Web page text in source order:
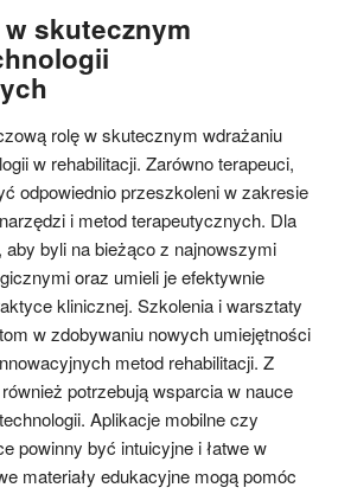
skutecznym
rolę w skutecznym wdrażaniu
w rehabilitacji. Zarówno terapeuci,
odpowiednio przeszkoleni w zakresie
i metod terapeutycznych. Dla
aby byli na bieżąco z najnowszymi
oraz umieli je efektywnie
klinicznej. Szkolenia i warsztaty
w zdobywaniu nowych umiejętności
metod rehabilitacji. Z
potrzebują wsparcia w nauce
Aplikacje mobilne czy
powinny być intuicyjne i łatwe w
materiały edukacyjne mogą pomóc